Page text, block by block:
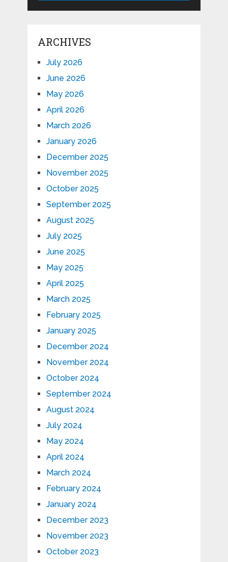
ARCHIVES
July 2026
June 2026
May 2026
April 2026
March 2026
January 2026
December 2025
November 2025
October 2025
September 2025
August 2025
July 2025
June 2025
May 2025
April 2025
March 2025
February 2025
January 2025
December 2024
November 2024
October 2024
September 2024
August 2024
July 2024
May 2024
April 2024
March 2024
February 2024
January 2024
December 2023
November 2023
October 2023